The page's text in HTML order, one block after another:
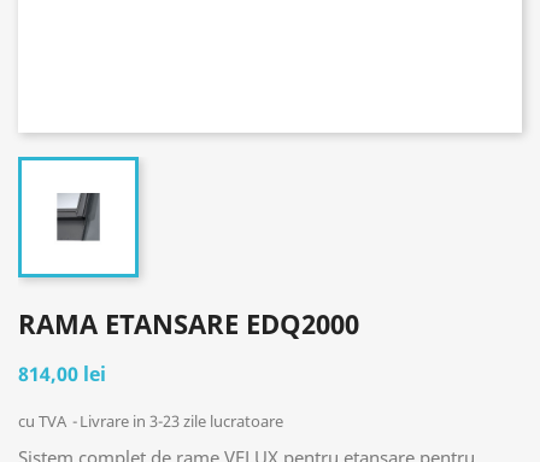
RAMA ETANSARE EDQ2000
814,00 lei
cu TVA Livrare in 3-23 zile lucratoare
Sistem complet de rame VELUX pentru etanșare pentru